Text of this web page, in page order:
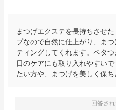
まつげエクステを長持ちさせ
プなので自然に仕上がり、ま
ティングしてくれます。ベタ
日のケアにも取り入れやすい
たい方や、まつげを美しく保ち
回答さ